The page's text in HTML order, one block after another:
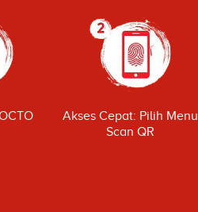
Akses Cepat: Pilih Menu
Scan QR